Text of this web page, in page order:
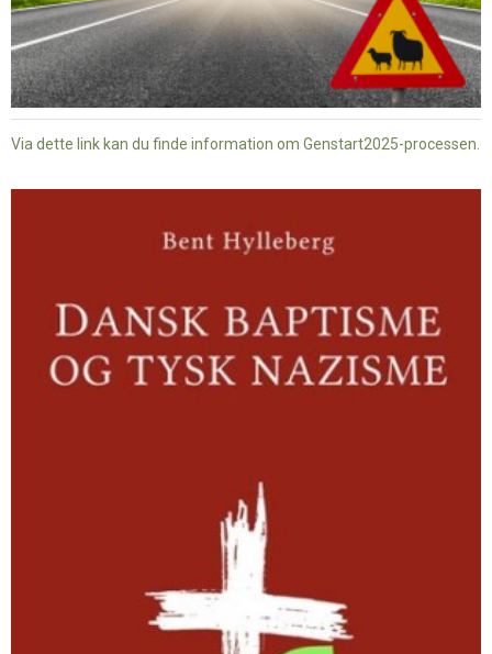
Via dette link kan du finde information om Genstart2025-processen.